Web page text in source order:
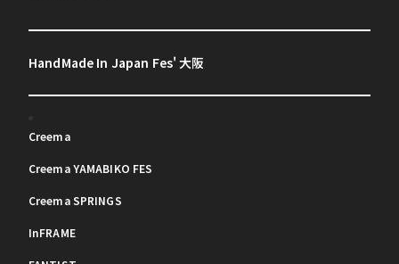
HandMade In Japan Fes' 大阪
Creema
Creema YAMABIKO FES
Creema SPRINGS
InFRAME